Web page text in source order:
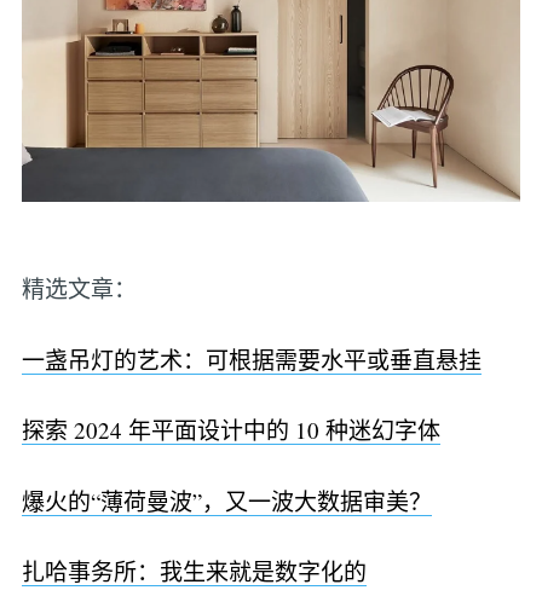
精选文章：
一盏吊灯的艺术：可根据需要水平或垂直悬挂
探索 2024 年平面设计中的 10 种迷幻字体
爆火的“薄荷曼波”，又一波大数据审美？
扎哈事务所：我生来就是数字化的